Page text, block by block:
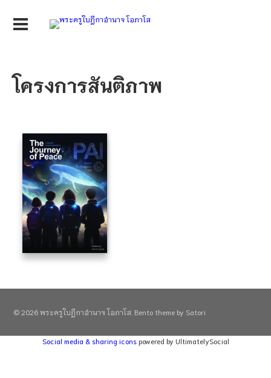
โครงการสันติภาพ
© 2026 พระครูใบฎีกาอำนาจ โอภาโส. Bento theme by Satori
Social media & sharing icons powered by UltimatelySocial